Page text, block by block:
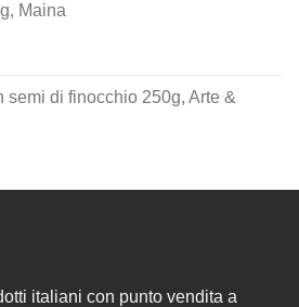
Maina
semi di finocchio 250g, Arte &
italiani con punto vendita a